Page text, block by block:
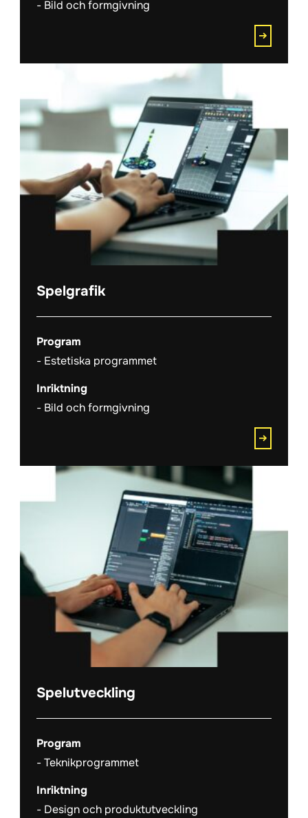
Bild och formgivning
Spelgrafik
Program
Estetiska programmet
Inriktning
Bild och formgivning
Spelutveckling
Program
Teknikprogrammet
Inriktning
Design och produktutveckling